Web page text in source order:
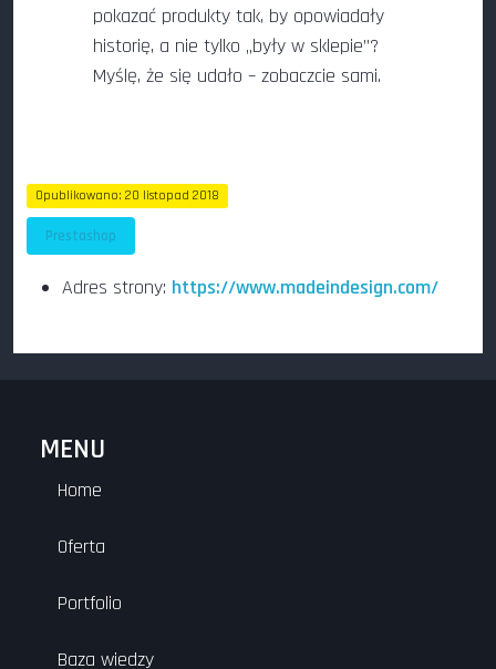
pokazać produkty tak, by opowiadały
historię, a nie tylko „były w sklepie”?
Myślę, że się udało – zobaczcie sami.
Opublikowano: 20 listopad 2018
Prestashop
Adres strony: https://www.madeindesign.com/
MENU
Home
Oferta
Portfolio
Baza wiedzy